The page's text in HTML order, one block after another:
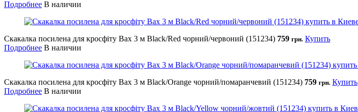
Подробнее В наличии
Скакалка посилена для кросфіту Bax 3 м Black/Red чорний/червоний (151234) 759 грн. Купить
Подробнее В наличии
Скакалка посилена для кросфіту Bax 3 м Black/Orange чорний/помаранчевий (151234) 759 грн. Купить
Подробнее В наличии